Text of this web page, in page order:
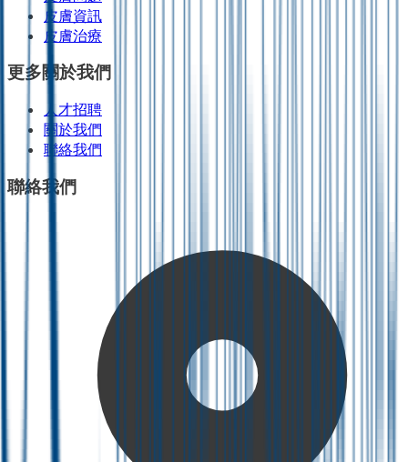
皮膚資訊
皮膚治療
更多關於我們
人才招聘
關於我們
聯絡我們
聯絡我們